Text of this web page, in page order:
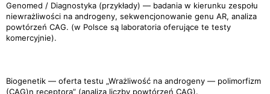
Genomed / Diagnostyka (przykłady) — badania w kierunku zespołu
niewrażliwości na androgeny, sekwencjonowanie genu AR, analiza
powtórzeń CAG. (w Polsce są laboratoria oferujące te testy
komercyjnie).
Biogenetik — oferta testu „Wrażliwość na androgeny — polimorfizm
(CAG)n receptora” (analiza liczby powtórzeń CAG).